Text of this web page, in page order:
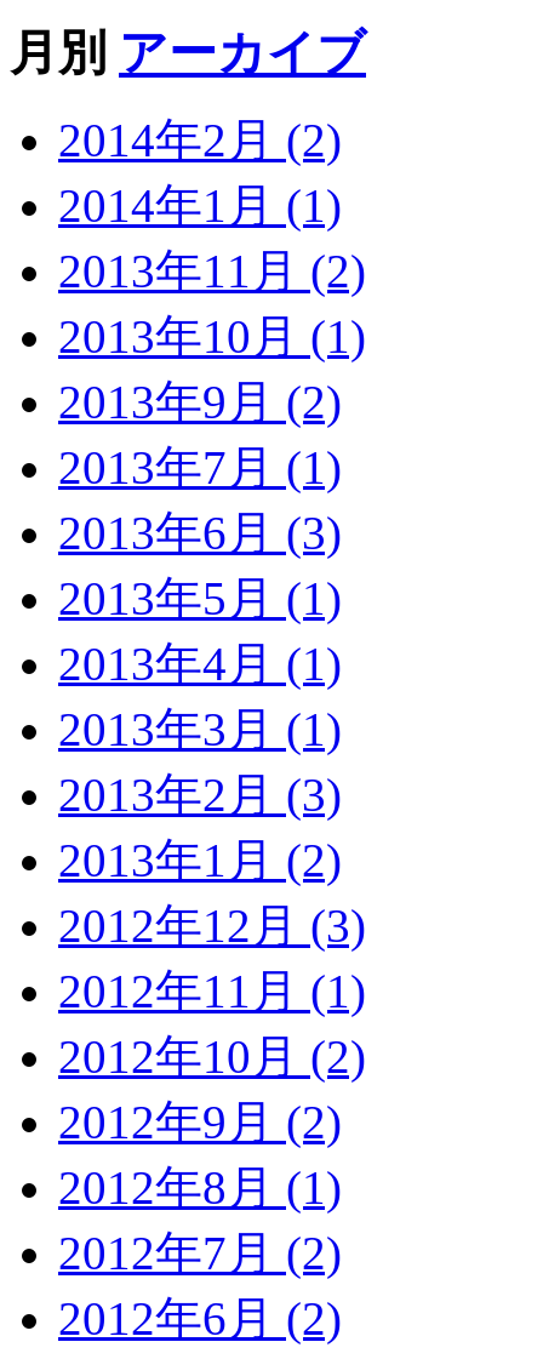
月別 アーカイブ
2014年2月 (2)
2014年1月 (1)
2013年11月 (2)
2013年10月 (1)
2013年9月 (2)
2013年7月 (1)
2013年6月 (3)
2013年5月 (1)
2013年4月 (1)
2013年3月 (1)
2013年2月 (3)
2013年1月 (2)
2012年12月 (3)
2012年11月 (1)
2012年10月 (2)
2012年9月 (2)
2012年8月 (1)
2012年7月 (2)
2012年6月 (2)